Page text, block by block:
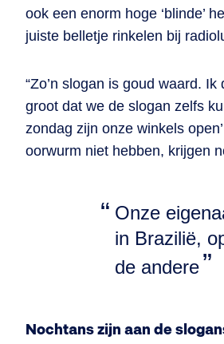
ook een enorm hoge ‘blinde’
juiste belletje rinkelen bij
“Zo’n slogan is goud waard.
groot dat we de slogan zelfs
zondag zijn onze winkels
oorwurm niet hebben, krijgen
Onze
in Brazilië,
de andere
Nochtans zijn aan de